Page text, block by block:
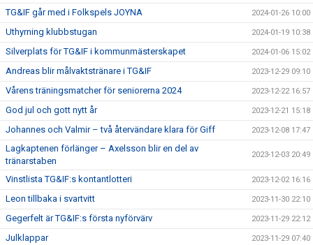
TG&IF går med i Folkspels JOYNA 2024-01-26 10:00
Uthyrning klubbstugan 2024-01-19 10:38
Silverplats för TG&IF i kommunmästerskapet 2024-01-06 15:02
Andreas blir målvaktstränare i TG&IF 2023-12-29 09:10
Vårens träningsmatcher för seniorerna 2024 2023-12-22 16:57
God jul och gott nytt år 2023-12-21 15:18
Johannes och Valmir – två återvändare klara för Giff 2023-12-08 17:47
Lagkaptenen förlänger – Axelsson blir en del av
tränarstaben
2023-12-03 20:49
Vinstlista TG&IF:s kontantlotteri 2023-12-02 16:16
Leon tillbaka i svartvitt 2023-11-30 22:10
Gegerfelt är TG&IF:s första nyförvärv 2023-11-29 22:12
Julklappar 2023-11-29 07:40